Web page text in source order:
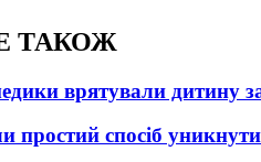
ТАКОЖ
врятували дитину
простий спосіб